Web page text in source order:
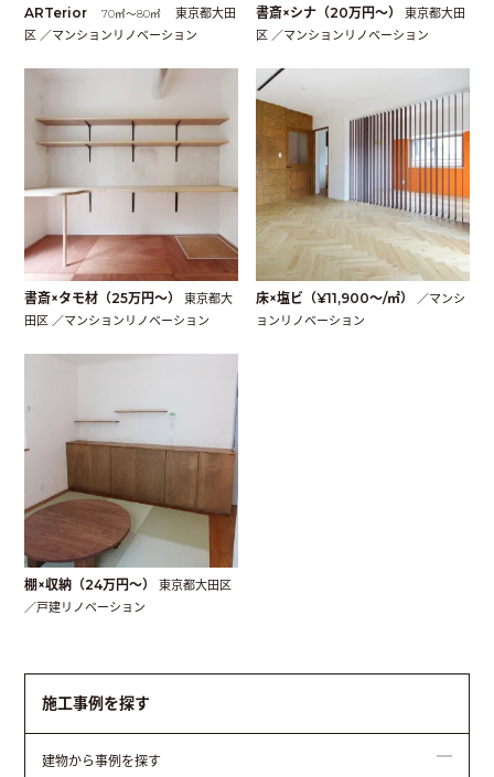
ARTerior 70㎡〜80㎡
東京都大田
区 ／マンションリノベーション
書斎×シナ（20万円〜）東京都大田
区 ／マンションリノベーション
書斎×タモ材（25万円〜）東京都大
田区 ／マンションリノベーション
床×塩ビ（¥11,900〜/㎡） ／マンシ
ョンリノベーション
棚×収納（24万円〜）東京都大田区
／戸建リノベーション
施工事例を探す
建物から事例を探す